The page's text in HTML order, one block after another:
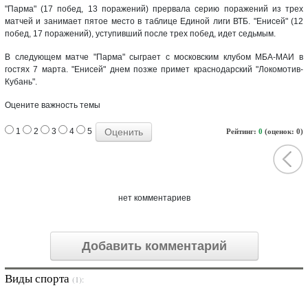
"Парма" (17 побед, 13 поражений) прервала серию поражений из трех
матчей и занимает пятое место в таблице Единой лиги ВТБ. "Енисей" (12
побед, 17 поражений), уступивший после трех побед, идет седьмым.
В следующем матче "Парма" сыграет с московским клубом МБА-МАИ в
гостях 7 марта. "Енисей" днем позже примет краснодарский "Локомотив-
Кубань".
Оцените важность темы
Рейтинг: 0 (оценок: 0)
1 2 3 4 5
нет комментариев
Добавить комментарий
Виды спорта (1):